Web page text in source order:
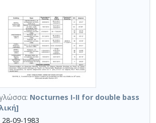
Nocturnes I-II for double bass
28-09-1983